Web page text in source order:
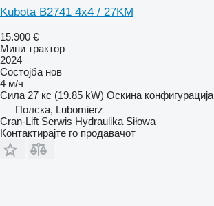
Kubota B2741 4x4 / 27KM
15.900 €
Мини трактор
2024
Состојба нов
4 м/ч
Сила 27 кс (19.85 kW) Оскина конфигурација
Полска, Lubomierz
Cran-Lift Serwis Hydraulika Siłowa
Контактирајте го продавачот